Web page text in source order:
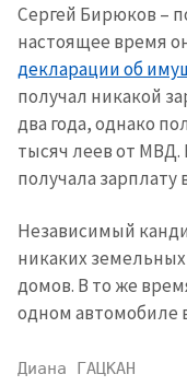
Сергей Бирюков –
настоящее время
декларации об
получал никакой
два года, однако
тысяч леев от МВД.
получала зарплату
Независимый
никаких
домов. В то же
одном автомобиле
Диана ГАЦКАН